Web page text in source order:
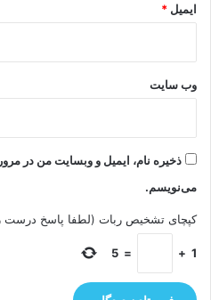
ایمیل *
وب‌ سایت
ذخیره نام، ایمیل و وبسایت من در
می‌نویسم.
کپچای تشخیص ربات (لطفا پاسخ درست
1
+
=
5